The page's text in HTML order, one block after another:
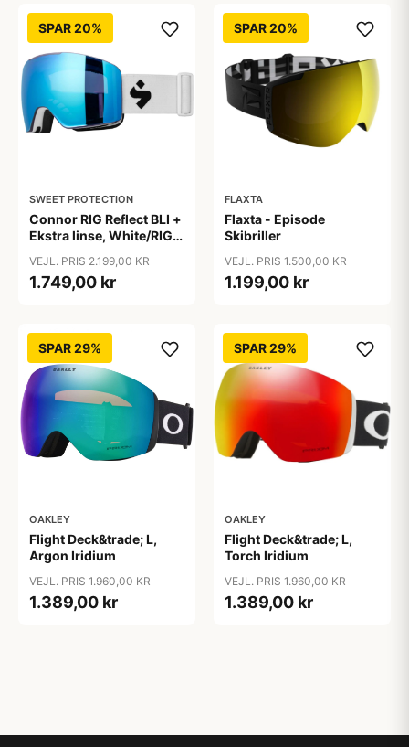
SPAR 20%
SWEET PROTECTION
Connor RIG Reflect BLI +
Ekstra linse, White/RIG
VEJL. PRIS 2.199,00 KR
1.749,00 kr
SPAR 20%
FLAXTA
Flaxta - Episode
Skibriller
VEJL. PRIS 1.500,00 KR
1.199,00 kr
SPAR 29%
OAKLEY
Flight Deck&trade; L,
Argon Iridium
VEJL. PRIS 1.960,00 KR
1.389,00 kr
SPAR 29%
OAKLEY
Flight Deck&trade; L,
Torch Iridium
VEJL. PRIS 1.960,00 KR
1.389,00 kr